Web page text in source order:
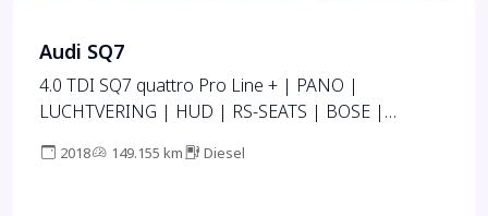
Audi SQ7
4.0 TDI SQ7 quattro Pro Line + | PANO |
LUCHTVERING | HUD | RS-SEATS | BOSE |
2018 149.155 km Diesel